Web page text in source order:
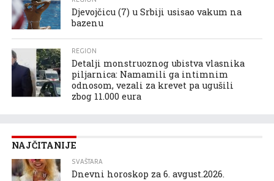
Djevojčicu (7) u Srbiji usisao vakum na
bazenu
REGION
Detalji monstruoznog ubistva vlasnika
piljarnica: Namamili ga intimnim
odnosom, vezali za krevet pa ugušili
zbog 11.000 eura
NAJČITANIJE
SVAŠTARA
Dnevni horoskop za 6. avgust.2026.